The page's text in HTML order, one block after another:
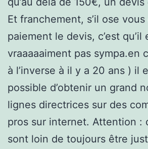
Et franchement, s’il ose
paiement le devis, c’est qu’il
vraaaaaiment pas sympa.en
à l’inverse à il y a 20 ans ) il
possible d’obtenir un grand
lignes directrices sur des
pros sur internet. Attention :
sont loin de toujours être